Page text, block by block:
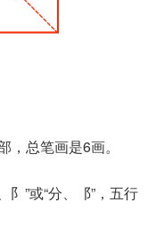
，总笔画是6画。
阝”或“分、⻏”，五行